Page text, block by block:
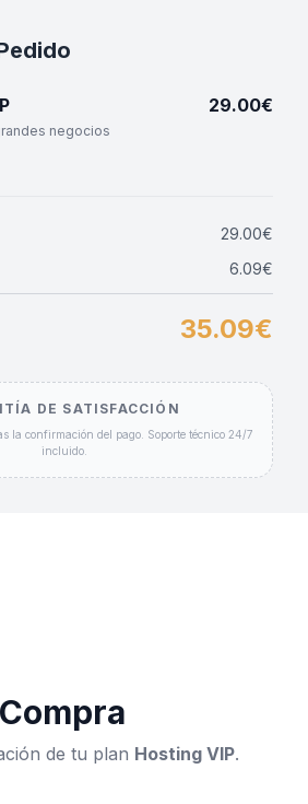
de tu plan Hosting VIP.
negocios
29.00€
29.00€
6.09€
35.09€
DE SATISFACCIÓN
la confirmación del pago. Soporte técnico 24/7
incluido.